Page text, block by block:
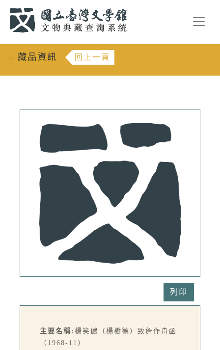
::: 藏品資訊 回上一頁
列印
主要名稱: 楊笑儂（楊樹德）致詹作舟函
（1968-11）